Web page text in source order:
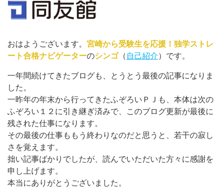
おはようございます。 宮崎から受験生を応援！独学ストレ
ート合格ナビゲーターのシンゴ（ 自己紹介）です。
一年間続けてきたブログも、とうとう最後の記事になりま
した。
一昨年の年末から行ってきたふぞろいＰＪも、本体は次の
ふぞろい１２に引き継ぎ済みで、このブログ更新が最後に
残された仕事になります。
その最後の仕事ももう終わりなのだと思うと、若干の寂し
さを覚えます。
拙い記事ばかりでしたが、読んでいただいた方々に感謝を
申し上げます。
本当にありがとうございました。